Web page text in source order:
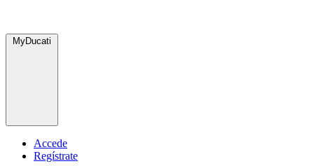
MyDucati
Accede
Regístrate